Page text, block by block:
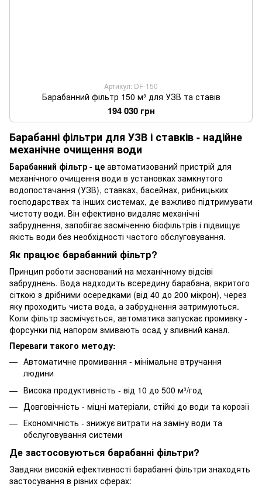
Артикул: DF-150
Барабанний фільтр 150 м³ для УЗВ та ставів
194 030 грн
Барабанні фільтри для УЗВ і ставків - надійне
механічне очищення води
Барабанний фільтр - це автоматизований пристрій для
механічного очищення води в установках замкнутого
водопостачання (УЗВ), ставках, басейнах, рибницьких
господарствах та інших системах, де важливо підтримувати
чистоту води. Він ефективно видаляє механічні
забруднення, запобігає засміченню біофільтрів і підвищує
якість води без необхідності частого обслуговування.
Як працює барабанний фільтр?
Принцип роботи заснований на механічному відсіві
забруднень. Вода надходить всередину барабана, вкритого
сіткою з дрібними осередками (від 40 до 200 мікрон), через
яку проходить чиста вода, а забруднення затримуються.
Коли фільтр засмічується, автоматика запускає промивку -
форсунки під напором змивають осад у зливний канал.
Переваги такого методу:
Автоматичне промивання - мінімальне втручання
людини
Висока продуктивність - від 10 до 500 м³/год
Довговічність - міцні матеріали, стійкі до води та корозії
Економічність - знижує витрати на заміну води та
обслуговування системи
Де застосовуються барабанні фільтри?
Завдяки високій ефективності барабанні фільтри знаходять
застосування в різних сферах: